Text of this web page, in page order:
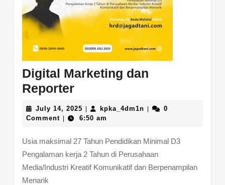
Digital Marketing dan
ReporterDigital
Marketing
dan
July 14, 2025 July
14,
kpka_4dm1nkpka_4dm1n
0
Comment
6:50 am
Usia maksimal 27 Tahun Pendidikan Minimal D3
Pengalaman kerja 2 Tahun di Perusahaan
Media/Industri Kreatif Komunikatif dan Berpenampilan
Menarik